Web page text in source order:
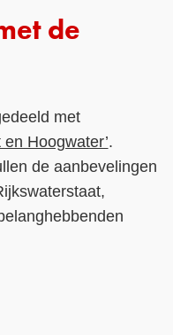
de
met
Hoogwater’.
de aanbevelingen